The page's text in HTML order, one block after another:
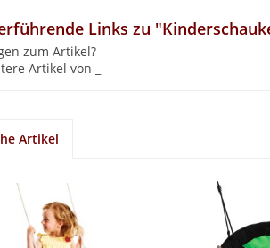
Links zu
zum Artikel?
Artikel von _
Artikel